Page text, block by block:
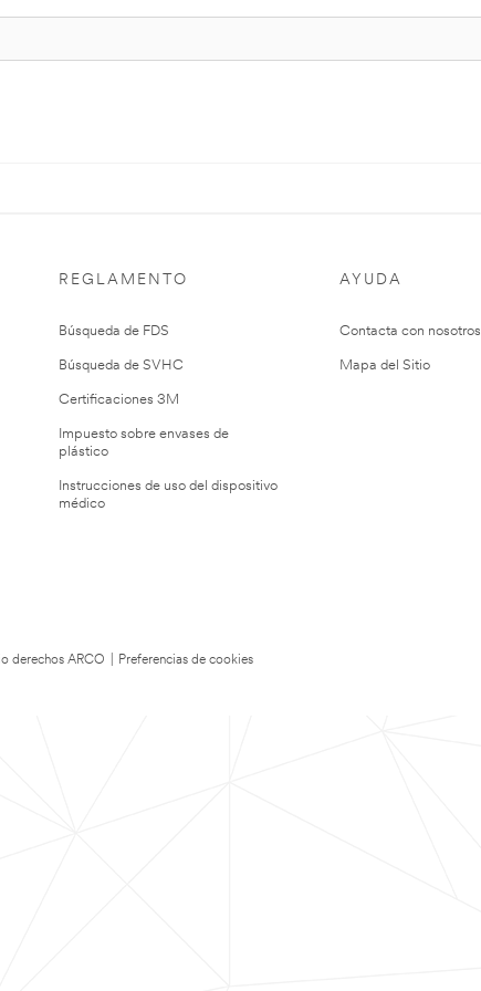
REGLAMENTO
Búsqueda de FDS
Búsqueda de SVHC
Certificaciones 3M
Impuesto sobre envases de
plástico
Instrucciones de uso del dispositivo
médico
AYUDA
Contacta con nosotros
Mapa del Sitio
derechos ARCO
Preferencias de cookies